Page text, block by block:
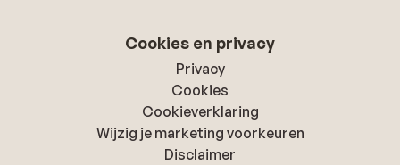
Cookies en privacy
Privacy
Cookies
Cookieverklaring
Wijzig je marketing voorkeuren
Disclaimer